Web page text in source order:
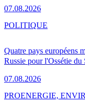
07.08.2026
Quatre pays européens
Russie pour l'Ossétie du
07.08.2026
POLITIQUE
PROENERGIE,